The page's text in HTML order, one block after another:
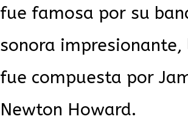
fue famosa por su
sonora
fue compuesta por
Newton Howard.